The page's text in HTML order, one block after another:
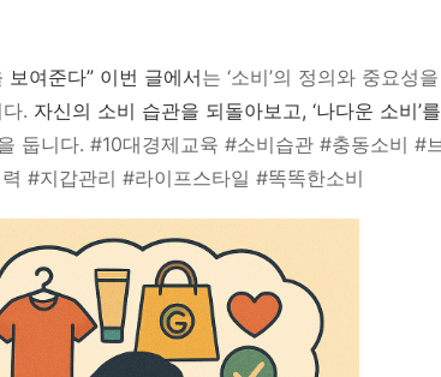
여준다” 이번 글에서는 ‘소비’의 정의와 중요성
. 자신의 소비 습관을 되돌아보고, ‘나다운 소비’
둡니다. #10대경제교육 #소비습관 #충동소비 #
#지갑관리 #라이프스타일 #똑똑한소비